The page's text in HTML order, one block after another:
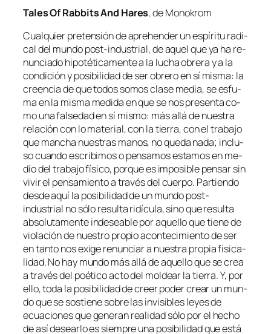
Tales Of Rabbits And Hares, de Monokrom
Cualquier pre­ten­sión de aprehen­der un es­pí­ri­tu ra­di­
cal del mun­do post-industrial, de aquel que ya ha re­
nun­cia­do hi­po­té­ti­ca­men­te a la lu­cha obre­ra y a la
con­di­ción y po­si­bi­li­dad de ser obre­ro en sí mis­ma: la
creen­cia de que to­dos so­mos cla­se me­dia, se es­fu­
ma en la mis­ma me­di­da en que se nos pre­sen­ta co­
mo una fal­se­dad en sí mis­mo: más allá de nues­tra
re­la­ción con lo ma­te­rial, con la tie­rra, con el tra­ba­jo
que man­cha nues­tras ma­nos, no que­da na­da; in­clu­
so cuan­do es­cri­bi­mos o pen­sa­mos es­ta­mos en me­
dio del tra­ba­jo fí­si­co, por­que es im­po­si­ble pen­sar sin
vi­vir el pen­sa­mien­to a tra­vés del cuer­po. Partiendo
des­de aquí la po­si­bi­li­dad de un mun­dopost-
industrial no só­lo re­sul­ta ri­dí­cu­la, sino que re­sul­ta
ab­so­lu­ta­men­te in­de­sea­ble por aque­llo que tie­ne de
vio­la­ción de nues­tro pro­pio acon­te­ci­mien­to de ser
en tan­to nos exi­ge re­nun­ciar a nues­tra pro­pia fi­si­ca­
li­dad. No hay mun­do más allá de aque­llo que se crea
a tra­vés del poé­ti­co ac­to del mol­dear la tie­rra. Y, por
ello, to­da la po­si­bi­li­dad de creer po­der crear un mun­
do que se sos­tie­ne so­bre las in­vi­si­bles le­yes de
ecua­cio­nes que ge­ne­ran reali­dad só­lo por el he­cho
de así de­sear­lo es siem­pre una po­si­bi­li­dad que es­tá